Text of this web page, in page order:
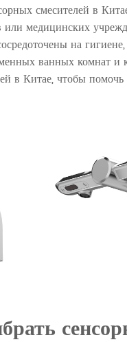
смесителей в
медицинских
на
ванных комнат
в Китае, чтобы